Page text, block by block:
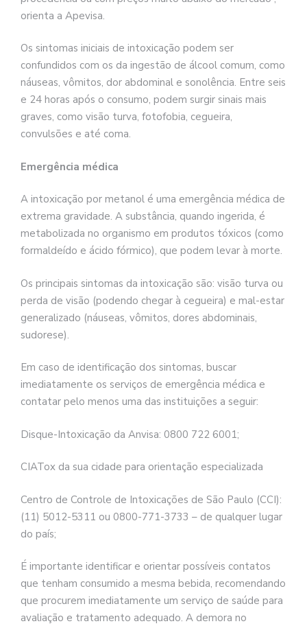
orienta a Apevisa.
Os sintomas iniciais de intoxicação podem ser
confundidos com os da ingestão de álcool comum, como
náuseas, vômitos, dor abdominal e sonolência. Entre seis
e 24 horas após o consumo, podem surgir sinais mais
graves, como visão turva, fotofobia, cegueira,
convulsões e até coma.
Emergência médica
A intoxicação por metanol é uma emergência médica de
extrema gravidade. A substância, quando ingerida, é
metabolizada no organismo em produtos tóxicos (como
formaldeído e ácido fórmico), que podem levar à morte.
Os principais sintomas da intoxicação são: visão turva ou
perda de visão (podendo chegar à cegueira) e mal-estar
generalizado (náuseas, vômitos, dores abdominais,
sudorese).
Em caso de identificação dos sintomas, buscar
imediatamente os serviços de emergência médica e
contatar pelo menos uma das instituições a seguir:
Disque-Intoxicação da Anvisa: 0800 722 6001;
CIATox da sua cidade para orientação especializada
Centro de Controle de Intoxicações de São Paulo (CCI):
(11) 5012-5311 ou 0800-771-3733 – de qualquer lugar
do país;
É importante identificar e orientar possíveis contatos
que tenham consumido a mesma bebida, recomendando
que procurem imediatamente um serviço de saúde para
avaliação e tratamento adequado. A demora no